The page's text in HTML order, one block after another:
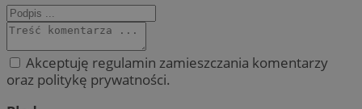
Akceptuję regulamin zamieszczania komentarzy
oraz politykę prywatności.